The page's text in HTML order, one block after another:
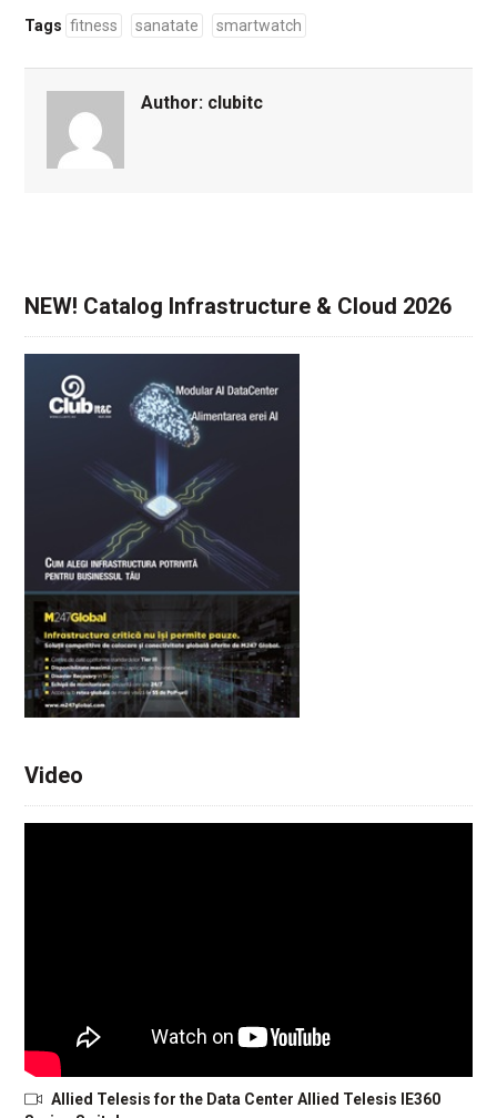
Tags fitness sanatate smartwatch
Author: clubitc
NEW! Catalog Infrastructure & Cloud 2026
Video
Allied Telesis for the Data Center Allied Telesis IE360